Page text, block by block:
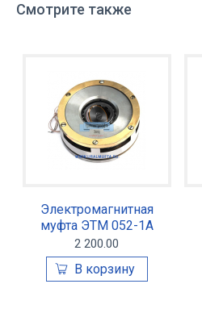
Смотрите также
Электромагнитная
муфта ЭТМ 052-1А
2 200.00